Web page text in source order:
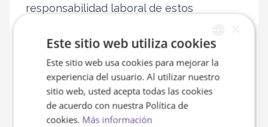
responsabilidad laboral de estos
quien contrata al trabajador cuidador o
domicilio del cliente.
Esto nos lleva a la segunda conclusión
importante:para disfrutar del cheque
servicio en la Comunidad de Madrid, la
SPANISH
ENGLISH
Este sitio web utiliza cookies
Este sitio web usa cookies para mejorar la
experiencia del usuario. Al utilizar nuestro
sitio web, usted acepta todas las cookies
de acuerdo con nuestra Política de
cookies. Más información